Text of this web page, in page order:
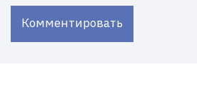
Комментировать